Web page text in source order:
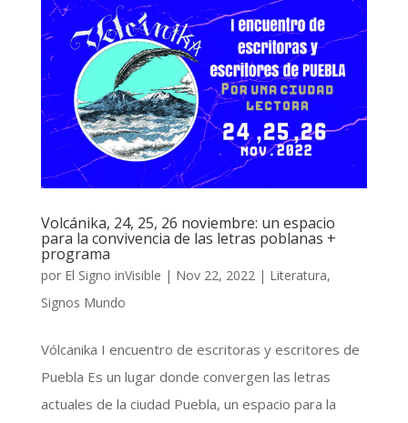
Volcánika, 24, 25, 26 noviembre: un espacio
para la convivencia de las letras poblanas +
programa
por El Signo inVisible | Nov 22, 2022| Literatura,
Signos Mundo
Vólcanika I encuentro de escritoras y escritores de
Puebla Es un lugar donde convergen las letras
actuales de la ciudad Puebla, un espacio para la